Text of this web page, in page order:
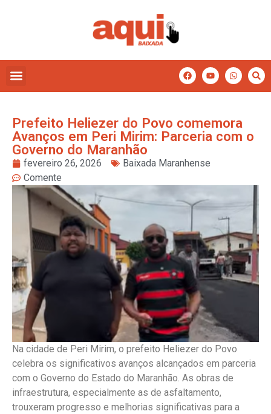
Prefeito Heliezer do Povo comemora
Avanços em Peri Mirim: Parceria com o
Governo do Maranhão
fevereiro 26, 2026
Baixada Maranhense
Comente
Na cidade de Peri Mirim, o prefeito Heliezer do Povo
celebra os significativos avanços alcançados em parceria
com o Governo do Estado do Maranhão. As obras de
infraestrutura, especialmente as de asfaltamento,
trouxeram progresso e melhorias significativas para a